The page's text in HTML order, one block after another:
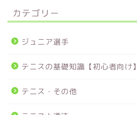
カテゴリー
ジュニア選手
テニスの基礎知識【初心者向け】
テニス・その他